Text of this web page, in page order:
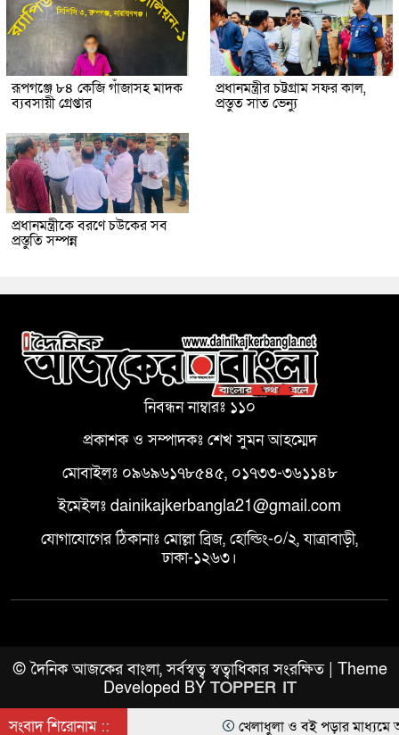
রূপগঞ্জে ৮৪ কেজি গাঁজাসহ মাদক
ব্যবসায়ী গ্রেপ্তার
প্রধানমন্ত্রীর চট্টগ্রাম সফর কাল,
প্রস্তুত সাত ভেন্যু
প্রধানমন্ত্রীকে বরণে চউকের সব
প্রস্তুতি সম্পন্ন
নিবন্ধন নাম্বারঃ ১১০
প্রকাশক ও সম্পাদকঃ শেখ সুমন আহম্মেদ
মোবাইলঃ ০৯৬৯৬১৭৮৫৪৫, ০১৭৩৩-৩৬১১৪৮
ইমেইলঃ dainikajkerbangla21@gmail.com
যোগাযোগের ঠিকানাঃ মোল্লা ব্রিজ, হোল্ডিং-০/২, যাত্রাবাড়ী,
ঢাকা-১২৬৩।
© দৈনিক আজকের বাংলা, সর্বস্বত্ব স্বত্বাধিকার সংরক্ষিত | Theme
Developed BY TOPPER IT
সংবাদ শিরোনাম ::
খেলাধুলা ও বই পড়ার মাধ্যমে